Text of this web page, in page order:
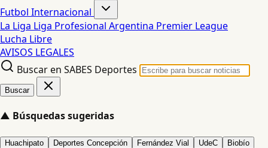
Futbol Internacional
La Liga Liga Profesional Argentina Premier League
Lucha Libre
AVISOS LEGALES
Buscar en SABES Deportes
Buscar
▲ Búsquedas sugeridas
Huachipato Deportes Concepción Fernández Vial UdeC Biobío